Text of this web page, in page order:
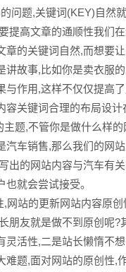
问题,关键词(KEY)自然
提高文章的通顺性我们
章的关键词自然,而想要
讲故事,比如你是卖衣服
与作用,这样不仅仅提高
容关键词合理的布局设计
主题,不管你是做什么样
汽车销售,那么我们的网
出的网站内容与汽车有
就会尝试接受。
,网站的更新网站内容原
朋友就是做不到原创呢?
灵活性,二是站长懒惰不
难题,面对网站的原创性,